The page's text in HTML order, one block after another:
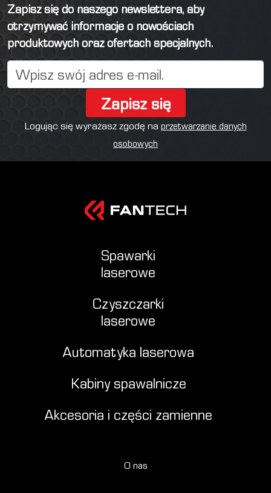
Zapisz się do naszego newslettera, aby
otrzymywać informacje o nowościach
produktowych oraz ofertach specjalnych.
Zapisz się
Logując się wyrażasz zgodę na przetwarzanie danych
osobowych
Spawarki
laserowe
Czyszczarki
laserowe
Automatyka laserowa
Kabiny spawalnicze
Akcesoria i części zamienne
O nas